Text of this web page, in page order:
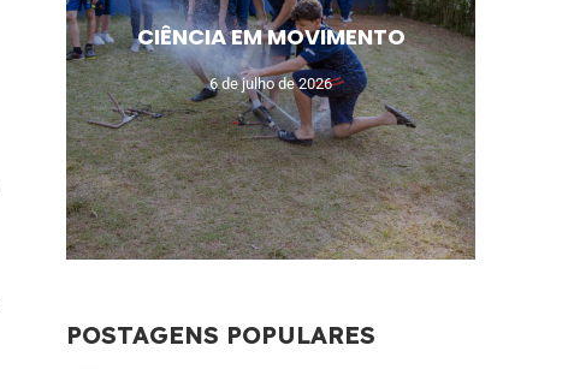
CIÊNCIA EM MOVIMENTO
6 de julho de 2026
POSTAGENS POPULARES